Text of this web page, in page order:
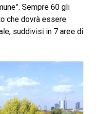
Sempre 60 gli
che dovrà essere
suddivisi in 7 aree di